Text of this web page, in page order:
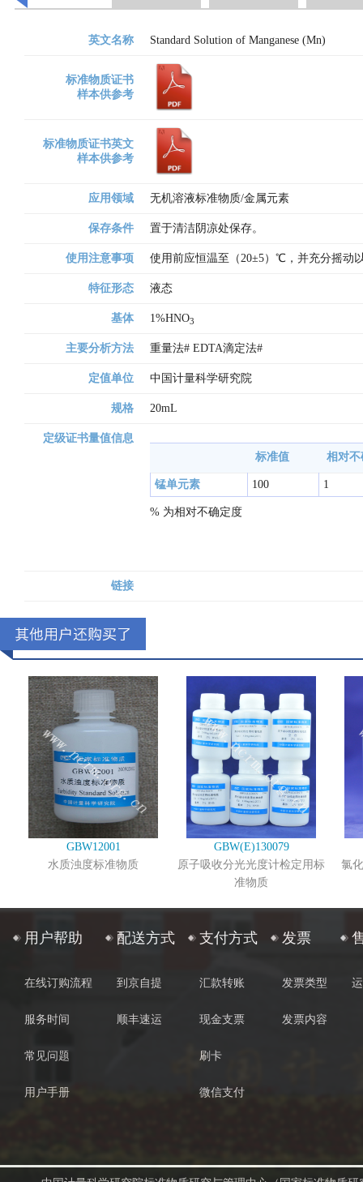
英文名称 Standard Solution of Manganese (Mn)
标准物质证书
样本供参考
标准物质证书英文
样本供参考
应用领域 无机溶液标准物质/金属元素
保存条件 置于清洁阴凉处保存。
使用注意事项 使用前应恒温至（20±5）℃，并充分摇动
特征形态 液态
基体 1%HNO3
主要分析方法 重量法# EDTA滴定法#
定值单位 中国计量科学研究院
规格 20mL
定级证书量值信息
标准值
相对
锰单元素 100 1
% 为相对不确定度
链接
GBW12001
水质浊度标准物质
GBW(E)130079
原子吸收分光光度计检定用标
准物质
氯
用户帮助
在线订购流程
服务时间
常见问题
用户手册
配送方式
到京自提
顺丰速运
支付方式
汇款转账
现金支票
刷卡
微信支付
发票
发票类型
发票内容